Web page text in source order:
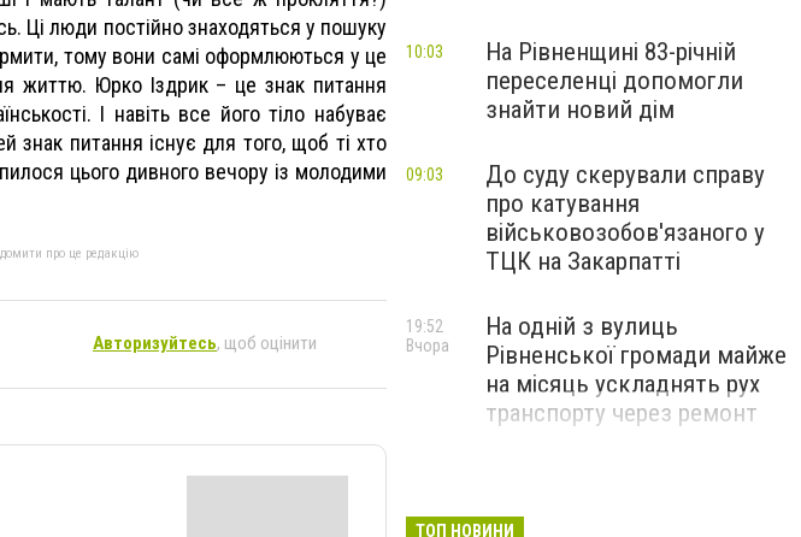
Ці люди постійно знаходяться у пошуку
тому вони самі оформлюються у це
життю. Юрко Іздрик – це знак питання
І навіть все його тіло набуває
знак питання існує для того, щоб ті хто
цього дивного вечору із молодими
про це редакцію
Авторизуйтесь, щоб оцінити
На Рівненщині 83-річній
переселенці допомогли
знайти новий дім
10:03
До суду скерували справу
про катування
військовозобов'язаного у
ТЦК на Закарпатті
09:03
На одній з вулиць
Рівненської громади майже
на місяць ускладнять рух
транспорту через ремонт
19:52
Вчора
ТОП НОВИНИ